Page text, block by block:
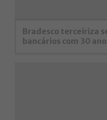
Bradesco terceiriza
bancários com 30